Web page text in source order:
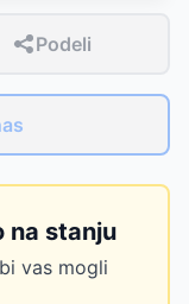
Podeli
na stanju
vas mogli